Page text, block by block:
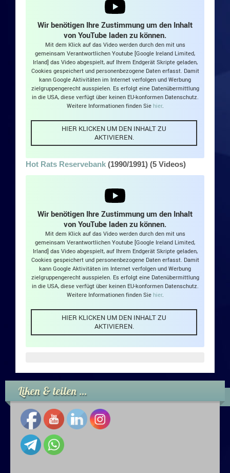
Wir benötigen Ihre Zustimmung um den Inhalt
von YouTube laden zu können.
Mit dem Klick auf das Video werden durch den mit uns
gemeinsam Verantwortlichen Youtube [Google Ireland Limited,
Irland] das Video abgespielt, auf Ihrem Endgerät Skripte geladen,
Cookies gespeichert und personenbezogene Daten erfasst. Damit
kann Google Aktivitäten im Internet verfolgen und Werbung
zielgruppengerecht ausspielen. Es erfolgt eine Datenübermittlung
in die USA, diese verfügt über keinen EU-konformen Datenschutz.
Weitere Informationen finden Sie hier.
HIER KLICKEN UM DEN INHALT ZU
AKTIVIEREN.
Hot Rats Reservebank (1990/1991) (5 Videos)
Wir benötigen Ihre Zustimmung um den Inhalt
von YouTube laden zu können.
Mit dem Klick auf das Video werden durch den mit uns
gemeinsam Verantwortlichen Youtube [Google Ireland Limited,
Irland] das Video abgespielt, auf Ihrem Endgerät Skripte geladen,
Cookies gespeichert und personenbezogene Daten erfasst. Damit
kann Google Aktivitäten im Internet verfolgen und Werbung
zielgruppengerecht ausspielen. Es erfolgt eine Datenübermittlung
in die USA, diese verfügt über keinen EU-konformen Datenschutz.
Weitere Informationen finden Sie hier.
HIER KLICKEN UM DEN INHALT ZU
AKTIVIEREN.
Liken & teilen …